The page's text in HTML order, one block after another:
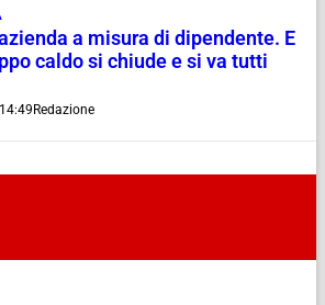
a misura di dipendente. E
caldo si chiude e si va tutti
14:49 Redazione